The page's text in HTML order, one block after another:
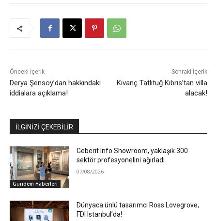
Önceki İçerik
Derya Şensoy’dan hakkındaki
iddialara açıklama!
Sonraki İçerik
Kıvanç Tatlıtuğ Kıbrıs’tan villa
alacak!
İLGİNİZİ ÇEKEBİLİR
Gündem Haberleri
Geberit Info Showroom, yaklaşık 300
sektör profesyonelini ağırladı
07/08/2026
Dünyaca ünlü tasarımcı Ross Lovegrove,
FDI Istanbul’da!